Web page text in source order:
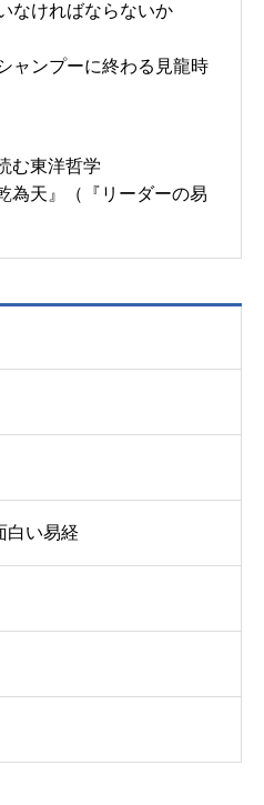
なければならないか
ャンプーに終わる見龍時
む東洋哲学
天』（『リーダーの易
白い易経